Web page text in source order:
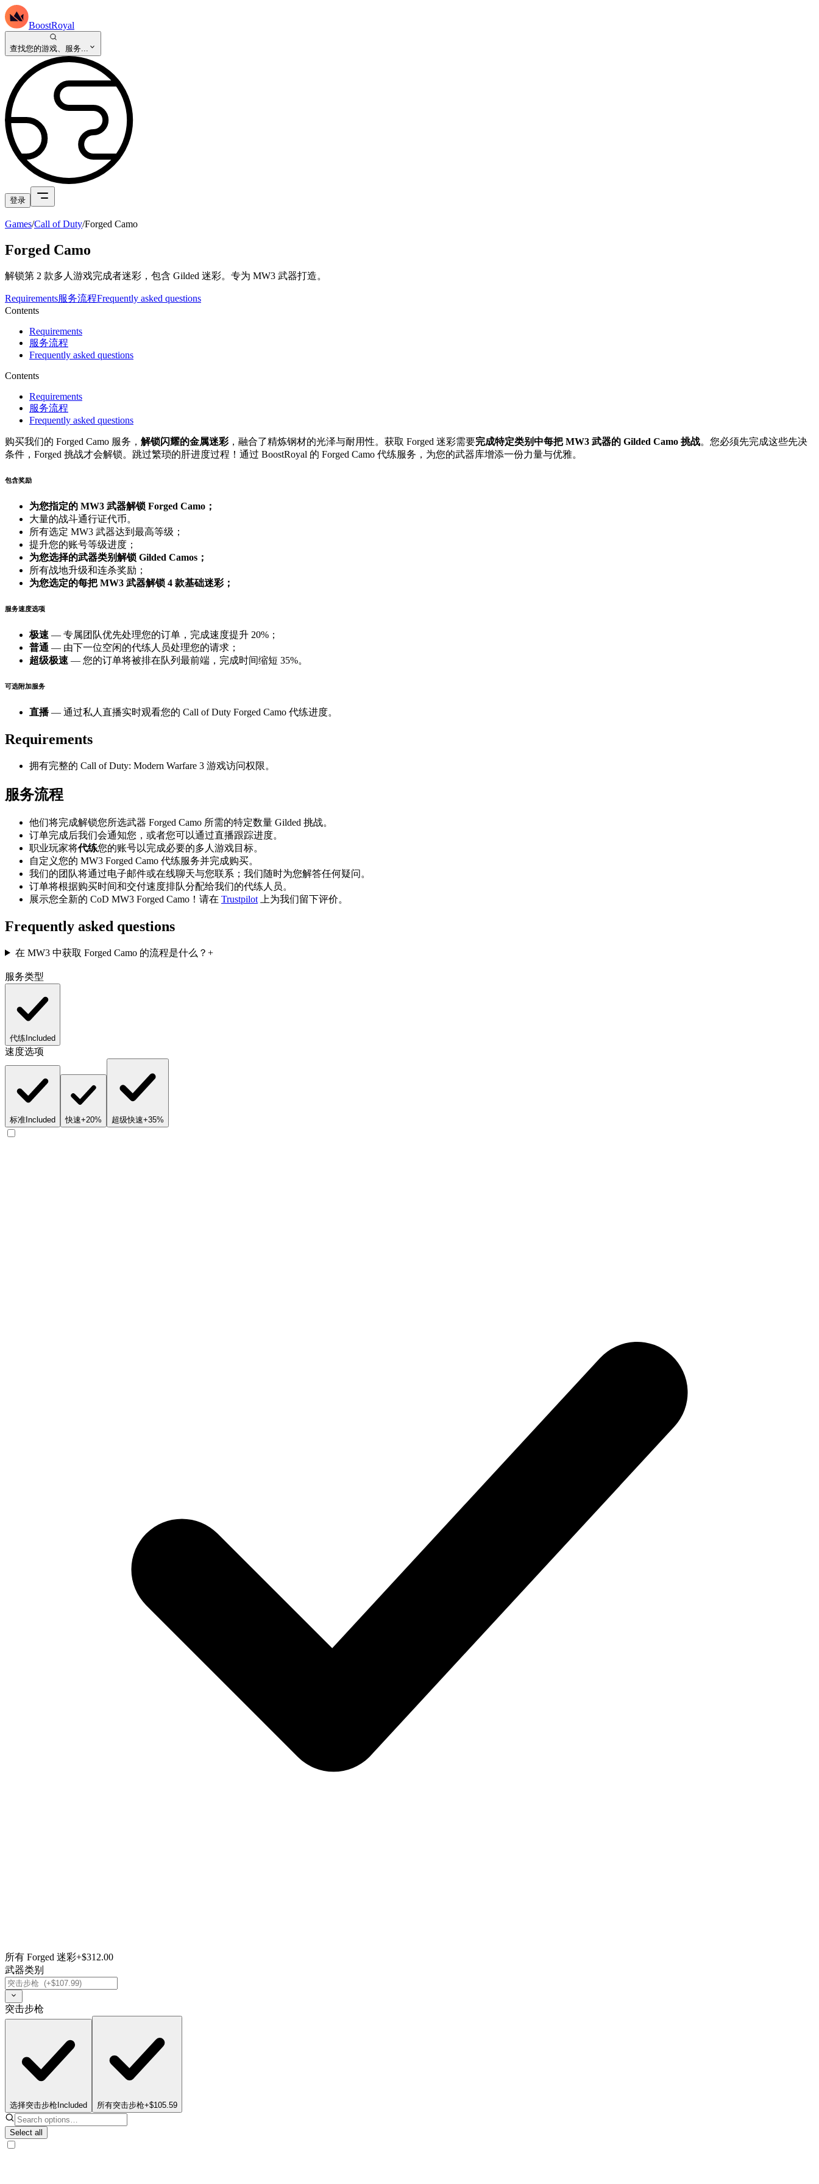
BoostRoyal
查找您的游戏、服务...
登录
Games/Call of Duty/Forged Camo
Forged Camo
解锁第 2 款多人游戏完成者迷彩，包含 Gilded 迷彩。专为 MW3 武器打造。
Requirements服务流程Frequently asked questions
Contents
Requirements
服务流程
Frequently asked questions
Contents
Requirements
服务流程
Frequently asked questions
购买我们的 Forged Camo 服务， 解锁闪耀的金属迷彩，融合了精炼钢材的光泽与耐用性。获取 Forged 迷彩需要完成特定类别中每把 MW3 武器的 Gilded Camo 挑战。您必须先完成这些先决
条件，Forged 挑战才会解锁。跳过繁琐的肝进度过程！通过 BoostRoyal 的 Forged Camo 代练服务，为您的武器库增添一份力量与优雅。
包含奖励
为您指定的 MW3 武器解锁 Forged Camo；
大量的战斗通行证代币。
所有选定 MW3 武器达到最高等级；
提升您的账号等级进度；
为您选择的武器类别解锁 Gilded Camos；
所有战地升级和连杀奖励；
为您选定的每把 MW3 武器解锁 4 款基础迷彩；
服务速度选项
极速 — 专属团队优先处理您的订单，完成速度提升 20%；
普通 — 由下一位空闲的代练人员处理您的请求；
超级极速 — 您的订单将被排在队列最前端，完成时间缩短 35%。
可选附加服务
直播— 通过私人直播实时观看您的 Call of Duty Forged Camo 代练进度。
Requirements
拥有完整的 Call of Duty: Modern Warfare 3 游戏访问权限。
服务流程
他们将完成解锁您所选武器 Forged Camo 所需的特定数量 Gilded 挑战。
订单完成后我们会通知您，或者您可以通过直播跟踪进度。
职业玩家将代练您的账号以完成必要的多人游戏目标。
自定义您的 MW3 Forged Camo 代练服务并完成购买。
我们的团队将通过电子邮件或在线聊天与您联系；我们随时为您解答任何疑问。
订单将根据购买时间和交付速度排队分配给我们的代练人员。
展示您全新的 CoD MW3 Forged Camo！请在 Trustpilot 上为我们留下评价。
Frequently asked questions
在 MW3 中获取 Forged Camo 的流程是什么？ +
服务类型
代练Included
速度选项
标准Included 快速+20% 超级快速+35%
所有 Forged 迷彩+$312.00
武器类别
突击步枪
选择突击步枪 Included 所有突击步枪+$105.59
Select all